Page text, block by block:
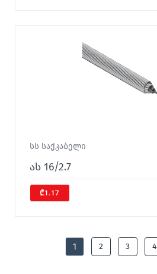
სს საქკაბელი
ას 16/2.7
₾1.17
1 2 3 4